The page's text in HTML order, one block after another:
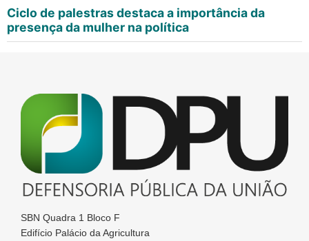
Ciclo de palestras destaca a importância da
presença da mulher na política
SBN Quadra 1 Bloco F
Edifício Palácio da Agricultura